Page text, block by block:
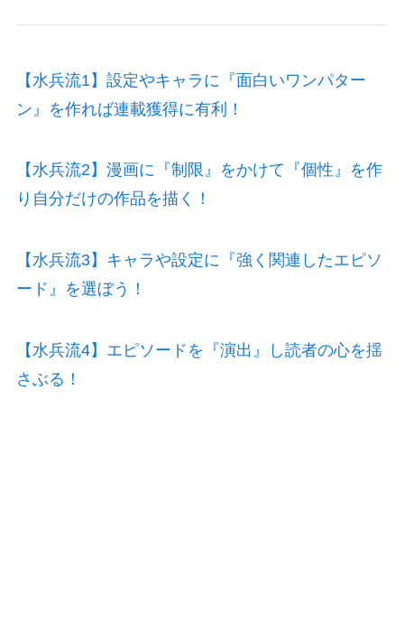
【水兵流1】設定やキャラに『面白いワンパター
ン』を作れば連載獲得に有利！
【水兵流2】漫画に『制限』をかけて『個性』を作
り自分だけの作品を描く！
【水兵流3】キャラや設定に『強く関連したエピソ
ード』を選ぼう！
【水兵流4】エピソードを『演出』し読者の心を揺
さぶる！